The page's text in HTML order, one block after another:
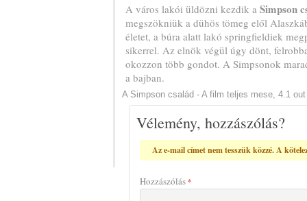
A város lakói üldözni kezdik a Simpson
megszökniük a dühös tömeg elől
életet, a búra alatt lakó springfieldiek
sikerrel. Az elnök végül úgy dönt,
okozzon több gondot. A Simpsonok
a bajban.
A Simpson család - A film teljes mese, 4.1
Vélemény, hozzászólás?
Az e-mail címet nem tesszük közzé.A
Hozzászólás*